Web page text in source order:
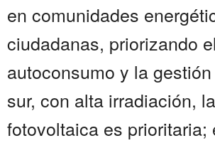
en comunidades
ciudadanas, priorizando el
autoconsumo y la
sur, con alta irradiación, la
fotovoltaica es prioritaria;